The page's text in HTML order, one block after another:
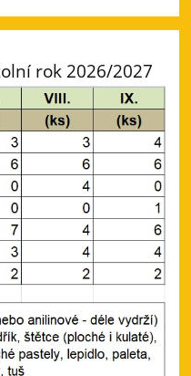
rok 2026/2027